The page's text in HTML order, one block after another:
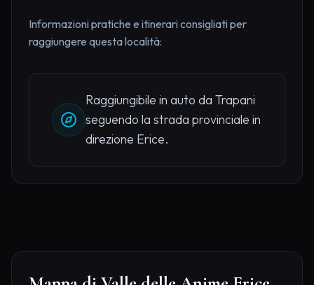
Informazioni pratiche e itinerari consigliati per
raggiungere questa località:
Raggiungibile in auto da Trapani
seguendo la strada provinciale in
direzione Erice.